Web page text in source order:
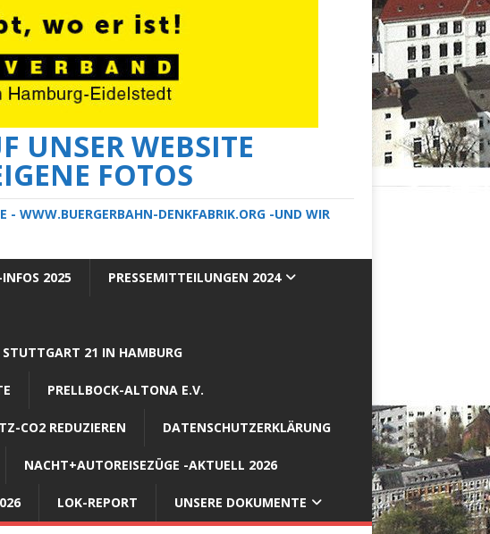
UNSER WEBSITE
FOTOS
- WWW.BUERGERBAHN-DENKFABRIK.ORG -UND WIR
INFOS 2025 PRESSEMITTEILUNGEN 2024
21 IN HAMBURG
PRELLBOCK-ALTONA E.V.
CO2 REDUZIEREN DATENSCHUTZERKLÄRUNG
NACHT+AUTOREISEZÜGE -AKTUELL 2026
LOK-REPORT UNSERE DOKUMENTE